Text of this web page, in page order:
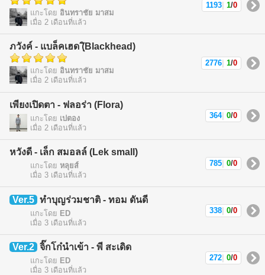
แกะโดย อินทราชัย มาสม
เมื่อ 2 เดือนที่แล้ว
1193 1/0
ภวังค์ - แบล็คเฮด (ฺิBlackhead)
แกะโดย อินทราชัย มาสม
เมื่อ 2 เดือนที่แล้ว
2776 1/0
เพียงเปิดตา - ฟลอร่า (Flora)
แกะโดย เปตอง
เมื่อ 2 เดือนที่แล้ว
364| 0/0
หวังดี - เล็ก สมอลล์ (Lek small)
แกะโดย หลุยส์
เมื่อ 3 เดือนที่แล้ว
785 0/0
Ver.5 ทำบุญร่วมชาติ - ทอม ดันดี
แกะโดย ED
เมื่อ 3 เดือนที่แล้ว
338 0/0
Ver.2 จิ๊กโก๋นำเข้า - พี สะเดิด
แกะโดย ED
เมื่อ 3 เดือนที่แล้ว
272 0/0